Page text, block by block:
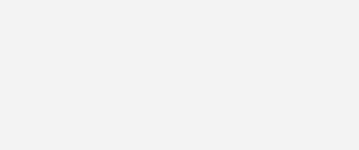
Einfamilienhaus von etwa 18 000 kWh/a
360 Euro/a verteuern und wenn die
Heizsaison erhoben wird, auch
erreichen.